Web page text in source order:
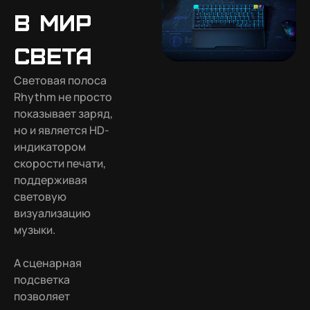
в мир
света
Световая полоса
Rhythm не просто
показывает заряд,
но и является HD-
индикатором
скорости печати,
поддерживая
световую
визуализацию
музыки.
А сценарная
подсветка
позволяет